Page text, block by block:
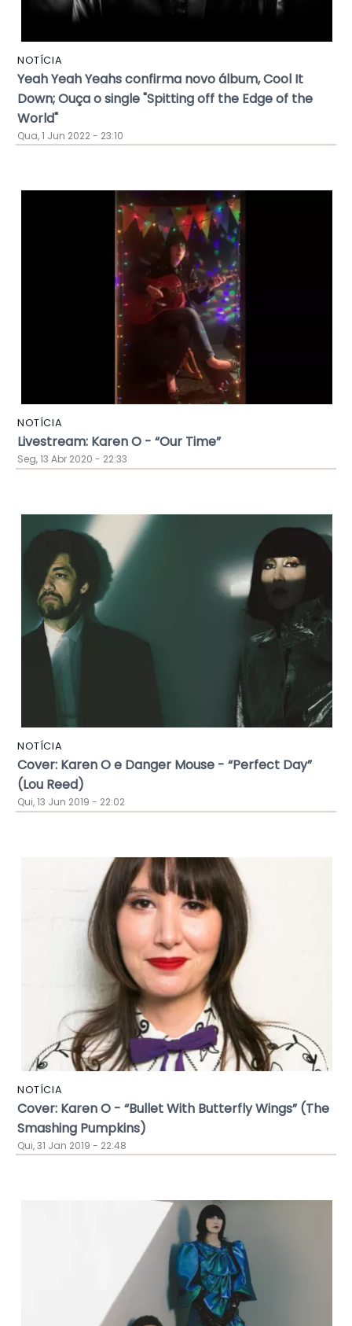
NOTÍCIA
Yeah Yeah Yeahs confirma novo álbum, Cool It
Down; Ouça o single "Spitting off the Edge of the
World"
Qua, 1 Jun 2022 - 23:10
NOTÍCIA
Livestream: Karen O - “Our Time”
Seg, 13 Abr 2020 - 22:33
NOTÍCIA
Cover: Karen O e Danger Mouse - “Perfect Day”
(Lou Reed)
Qui, 13 Jun 2019 - 22:02
NOTÍCIA
Cover: Karen O - “Bullet With Butterfly Wings” (The
Smashing Pumpkins)
Qui, 31 Jan 2019 - 22:48